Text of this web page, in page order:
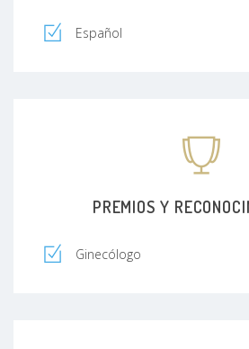
Español
PREMIOS Y
Ginecólogo